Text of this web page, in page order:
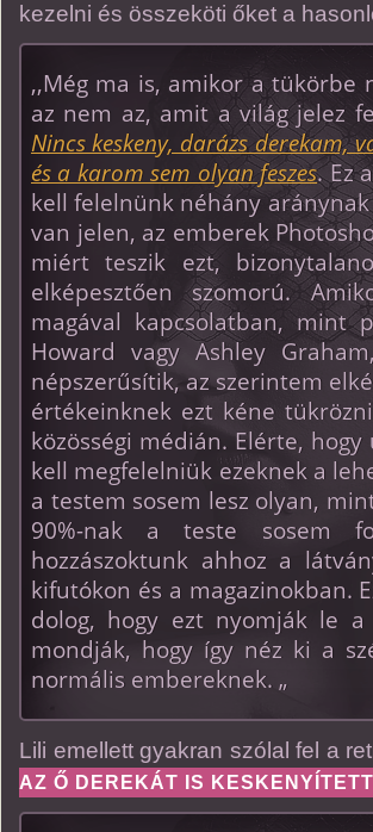
kezelni és összeköti őket a
,,Még ma is, amikor a tükörbe
az nem az, amit a világ jelez
Nincs keskeny, darázs
és a karom sem olyan feszes. Ez
kell felelnünk néhány
van jelen, az emberek
miért teszik ezt,
elképesztően szomorú.
magával kapcsolatban, mint
Howard vagy Ashley
népszerűsítik, az szerintem
értékeinknek ezt kéne
közösségi médián. Elérte,
kell megfelelniük ezeknek a
a testem sosem lesz olyan,
90%-nak a teste sosem
hozzászoktunk ahhoz a
kifutókon és a magazinokban.
dolog, hogy ezt nyomják le
mondják, hogy így néz ki a
normális embereknek. „
Lili emellett gyakran szólal fel a
AZ Ő DEREKÁT IS